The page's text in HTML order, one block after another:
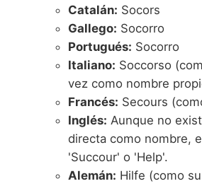
Catalán: Socors
Gallego: Socorro
Portugués: Socorro
Italiano: Soccorso
vez como nombre
Francés: Secours
Inglés: Aunque no
directa como nombre,
'Succour' o 'Help'.
Alemán: Hilfe (como